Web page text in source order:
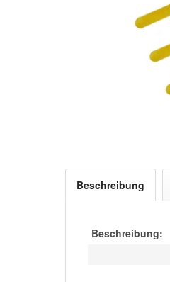
Beschreibung
Beschreibung: